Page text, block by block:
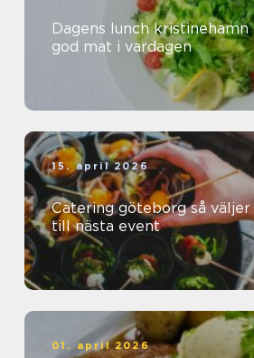
Dagens lunch kristinehamn en guide till
god mat i vardagen
15. april 2026
Catering göteborg så väljer du rätt mat
till nästa event
01. april 2026